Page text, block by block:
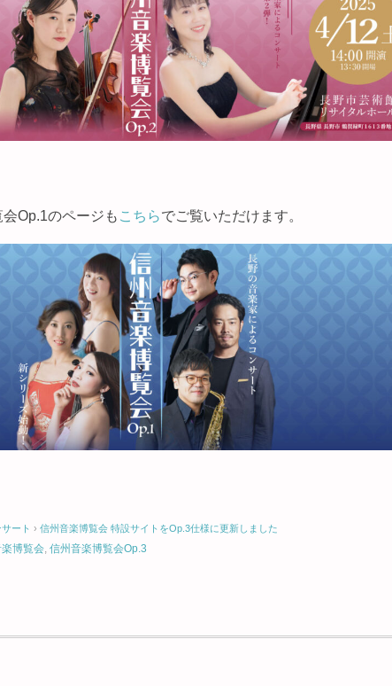
Op.1のページも こちらでご覧いただけます。
ート › 信州音楽博覧会 特設サイトをOp.3仕様に更新しました
博覧会, 信州音楽博覧会Op.3